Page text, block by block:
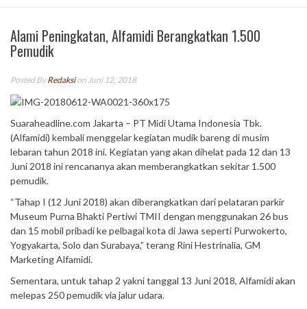
Alami Peningkatan, Alfamidi Berangkatkan 1.500
Pemudik
Posted ByRedaksion Juni 12, 2018
Suaraheadline.com Jakarta – PT Midi Utama Indonesia Tbk.
(Alfamidi) kembali menggelar kegiatan mudik bareng di musim
lebaran tahun 2018 ini. Kegiatan yang akan dihelat pada 12 dan 13
Juni 2018 ini rencananya akan memberangkatkan sekitar 1.500
pemudik.
“Tahap I (12 Juni 2018) akan diberangkatkan dari pelataran parkir
Museum Purna Bhakti Pertiwi TMII dengan menggunakan 26 bus
dan 15 mobil pribadi ke pelbagai kota di Jawa seperti Purwokerto,
Yogyakarta, Solo dan Surabaya,” terang Rini Hestrinalia, GM
Marketing Alfamidi.
Sementara, untuk tahap 2 yakni tanggal 13 Juni 2018, Alfamidi akan
melepas 250 pemudik via jalur udara.